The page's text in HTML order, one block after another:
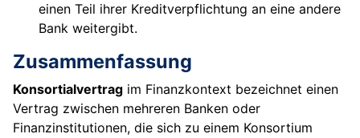
einen Teil ihrer Kreditverpflichtung an eine andere
Bank weitergibt.
Zusammenfassung
Konsortialvertrag im Finanzkontext bezeichnet einen
Vertrag zwischen mehreren Banken oder
Finanzinstitutionen, die sich zu einem Konsortium